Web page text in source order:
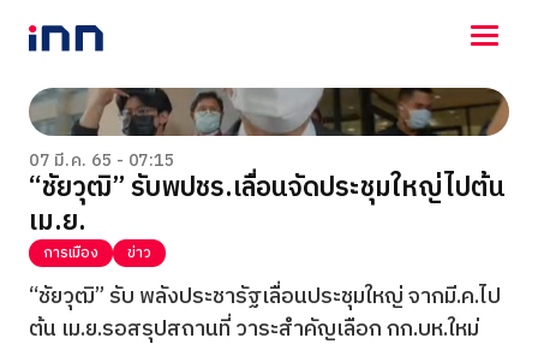
NEWS
ENTERTAINMENT
LIFESTYLE
HOROSCOPE
LOTTERY
VIDEO
ร่วมด้วยช่วยกัน
07 มี.ค. 65 - 07:15
“ชัยวุฒิ” รับพปชร.เลื่อนจัดประชุมใหญ่ไปต้น
เม.ย.
การเมือง ข่าว
“ชัยวุฒิ” รับ พลังประชารัฐเลื่อนประชุมใหญ่ จากมี.ค.ไป
ต้น เม.ย.รอสรุปสถานที่ วาระสำคัญเลือก กก.บห.ใหม่